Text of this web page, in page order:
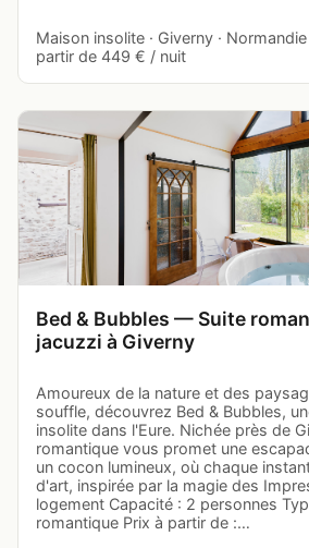
Maison insolite · Giverny ·
partir de 449 € / nuit
Bed & Bubbles — Suite
jacuzzi à Giverny
Amoureux de la nature et des
souffle, découvrez Bed & Bubbles,
insolite dans l'Eure. Nichée près de
romantique vous promet une
un cocon lumineux, où chaque
d'art, inspirée par la magie des
logement Capacité : 2 personnes
romantique Prix à partir de :…